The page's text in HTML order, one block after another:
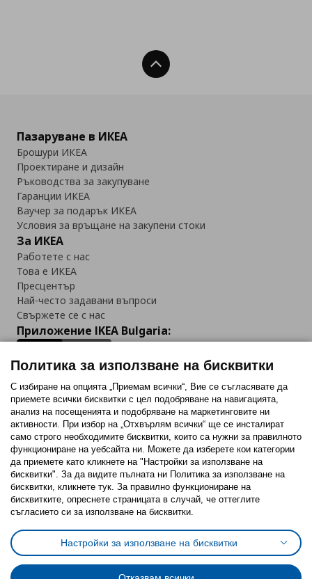
Нагоре
Пазаруване в ИКЕА
Брошури ИКЕА
Проектиране и дизайн
Ръководства за закупуване
Гаранции ИКЕА
Ваучер за подарък ИКЕА
Условия за връщане на закупени стоки
За ИКЕА
Работете с нас
Това е ИКЕА
Пресцентър
Най-често задавани въпроси
Свържете се с нас
Приложение IKEA Bulgaria:
Последвайте ни:
FacebookTwitterYoutubePinterestInstagram
Политика за използване на бисквитки (Cookies)
Избор на настройки за използване на бисквитки
Условия за ползване на ikea.bgОбща политика за личните данни
Политика за защита на личните данни на ikea.bg
Общи условия на програма IKEA Family
Политика за използване на бисквитки
С избиране на опцията „Приемам всички“, Вие се съгласявате да
приемете всички бисквитки с цел подобряване на навигацията,
анализ на посещенията и подобряване на маркетинговите ни
активности. При избор на „Отхвърлям всички“ ще се инсталират
само строго необходимитe бисквитки, които са нужни за правилното
функциониране на уебсайта ни. Можете да изберете кои категории
да приемете като кликнете на "Настройки за използване на
бисквитки". За да видите пълната ни Политика за използване на
бисквитки, кликнете тук. За правилно функциониране на
бисквитките, опреснете страницата в случай, че оттеглите
съгласието си за използване на бисквитки.
Настройки за използване на бисквитки